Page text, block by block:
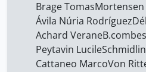
Brage Tomas
Ávila Núria Rodríguez
Achard Verane
Peytavin Lucile
Cattaneo MarcoVon